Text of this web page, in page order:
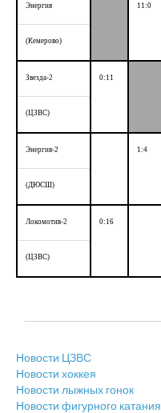
Энергия 11:0
(Кемерово)
Звезда-2 0:11
(ЦЗВС)
Энергия-2 1:4
(ДЮСШ)
Локомотив-2 0:16
(ЦЗВС)
Новости ЦЗВС
Новости хоккея
Новости лыжных гонок
Новости фигурного катания